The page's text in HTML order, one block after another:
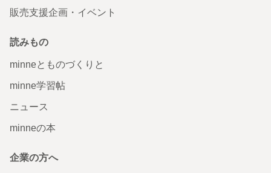
販売支援企画・イベント
読みもの
minneとものづくりと
minne学習帖
ニュース
minneの本
企業の方へ